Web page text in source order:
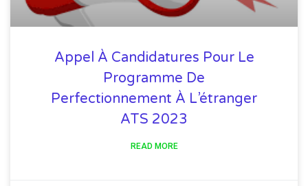
Appel À Candidatures Pour Le
Programme De
Perfectionnement À L’étranger
ATS 2023
READ MORE